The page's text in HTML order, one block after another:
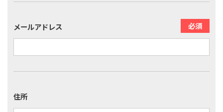
メールアドレス
住所